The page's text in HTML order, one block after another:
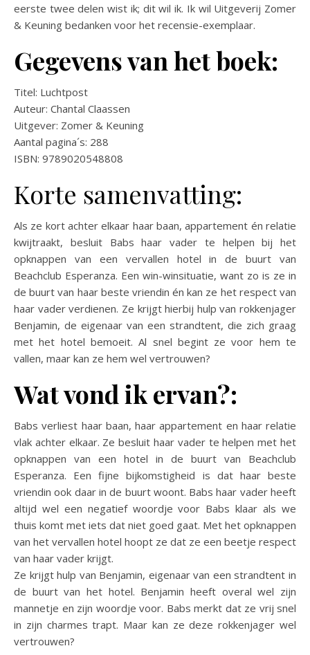
eerste twee delen wist ik; dit wil ik. Ik wil Uitgeverij Zomer
& Keuning bedanken voor het recensie-exemplaar.
Gegevens van het boek:
Titel: Luchtpost
Auteur: Chantal Claassen
Uitgever: Zomer & Keuning
Aantal pagina´s: 288
ISBN: 9789020548808
Korte samenvatting:
Als ze kort achter elkaar haar baan, appartement én relatie
kwijtraakt, besluit Babs haar vader te helpen bij het
opknappen van een vervallen hotel in de buurt van
Beachclub Esperanza. Een win-winsituatie, want zo is ze in
de buurt van haar beste vriendin én kan ze het respect van
haar vader verdienen. Ze krijgt hierbij hulp van rokkenjager
Benjamin, de eigenaar van een strandtent, die zich graag
met het hotel bemoeit. Al snel begint ze voor hem te
vallen, maar kan ze hem wel vertrouwen?
Wat vond ik ervan?:
Babs verliest haar baan, haar appartement en haar relatie
vlak achter elkaar. Ze besluit haar vader te helpen met het
opknappen van een hotel in de buurt van Beachclub
Esperanza. Een fijne bijkomstigheid is dat haar beste
vriendin ook daar in de buurt woont. Babs haar vader heeft
altijd wel een negatief woordje voor Babs klaar als we
thuis komt met iets dat niet goed gaat. Met het opknappen
van het vervallen hotel hoopt ze dat ze een beetje respect
van haar vader krijgt.
Ze krijgt hulp van Benjamin, eigenaar van een strandtent in
de buurt van het hotel. Benjamin heeft overal wel zijn
mannetje en zijn woordje voor. Babs merkt dat ze vrij snel
in zijn charmes trapt. Maar kan ze deze rokkenjager wel
vertrouwen?